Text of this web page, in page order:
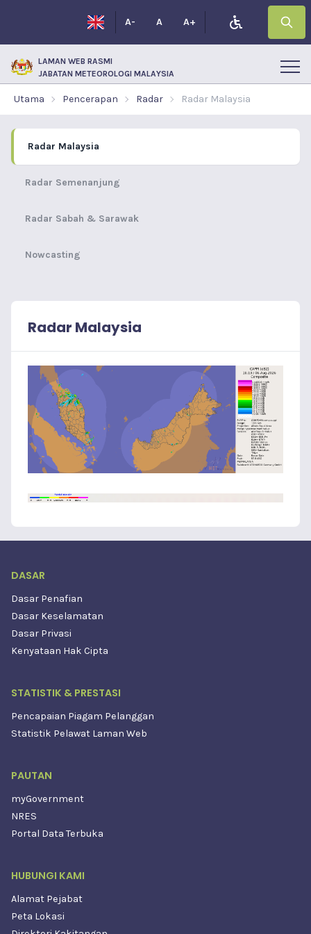
LAMAN WEB RASMI
JABATAN METEOROLOGI MALAYSIA
A- A A+
Utama Pencerapan Radar Radar Malaysia
Radar Malaysia
Radar Semenanjung
Radar Sabah & Sarawak
Nowcasting
Radar Malaysia
DASAR
Dasar Penafian
Dasar Keselamatan
Dasar Privasi
Kenyataan Hak Cipta
STATISTIK & PRESTASI
Pencapaian Piagam Pelanggan
Statistik Pelawat Laman Web
PAUTAN
myGovernment
NRES
Portal Data Terbuka
HUBUNGI KAMI
Alamat Pejabat
Peta Lokasi